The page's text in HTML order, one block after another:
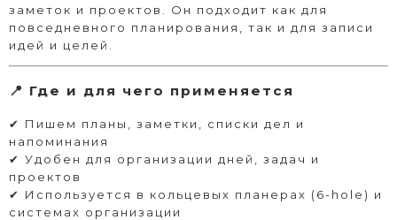
заметок и проектов. Он подходит как для
повседневного планирования, так и для записи
идей и целей.
📍 Где и для чего применяется
✔ Пишем планы, заметки, списки дел и
напоминания
✔ Удобен для организации дней, задач и
проектов
✔ Используется в кольцевых планерах (6-hole) и
системах организации